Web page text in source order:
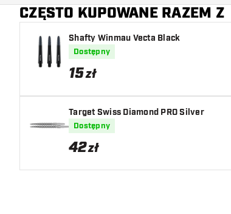
CZĘSTO KUPOWANE RAZEM Z
Shafty Winmau Vecta Black
Dostępny
15zł
Target Swiss Diamond PRO Silver
Dostępny
42zł